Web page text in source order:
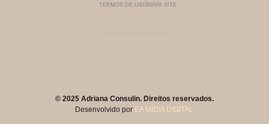
TERMOS DE USO MAPA SITE
© 2025 Adriana Consulin. Direitos reservados.
Desenvolvido por EA MÍDIA DIGITAL